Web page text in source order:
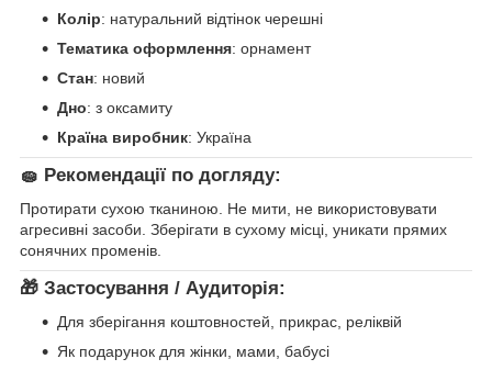
Колір: натуральний відтінок черешні
Тематика оформлення: орнамент
Стан: новий
Дно: з оксамиту
Країна виробник: Україна
🧽 Рекомендації по догляду:
Протирати сухою тканиною. Не мити, не використовувати
агресивні засоби. Зберігати в сухому місці, уникати прямих
сонячних променів.
🎁 Застосування / Аудиторія:
Для зберігання коштовностей, прикрас, реліквій
Як подарунок для жінки, мами, бабусі